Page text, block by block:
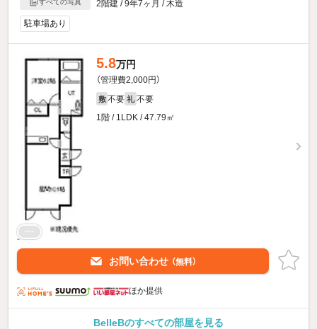
すべての写真 2階建 / 9年7ヶ月 / 木造
駐車場あり
5.8万円
（管理費2,000円）
敷 不要 礼 不要
1階 / 1LDK / 47.79㎡
お問い合わせ （無料）
ほか提供
BelleBのすべての部屋を見る